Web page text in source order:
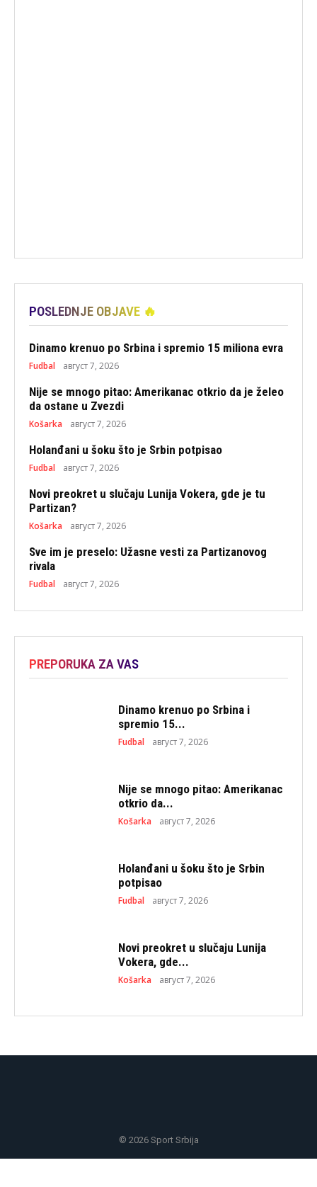
POSLEDNJE OBJAVE 🔥
Dinamo krenuo po Srbina i spremio 15 miliona evra
Fudbal август 7, 2026
Nije se mnogo pitao: Amerikanac otkrio da je želeo
da ostane u Zvezdi
Košarka август 7, 2026
Holanđani u šoku što je Srbin potpisao
Fudbal август 7, 2026
Novi preokret u slučaju Lunija Vokera, gde je tu
Partizan?
Košarka август 7, 2026
Sve im je preselo: Užasne vesti za Partizanovog
rivala
Fudbal август 7, 2026
PREPORUKA ZA VAS
Dinamo krenuo po Srbina i
spremio 15...
Fudbal август 7, 2026
Nije se mnogo pitao: Amerikanac
otkrio da...
Košarka август 7, 2026
Holanđani u šoku što je Srbin
potpisao
Fudbal август 7, 2026
Novi preokret u slučaju Lunija
Vokera, gde...
Košarka август 7, 2026
© 2026 Sport Srbija